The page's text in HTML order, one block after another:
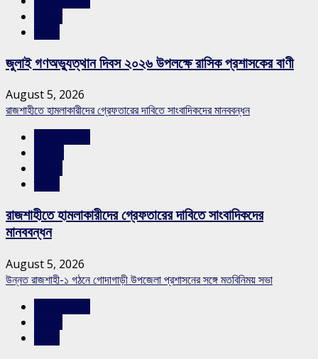
জুলাই গণঅভ্যুত্থান দিবস ২০২৬ উপলক্ষে রাসিক প্রশাসকের বাণী
August 5, 2026
রাজশাহীতে হামলাকারীদের গ্রেফতারের দাবিতে সাংবাদিকদের মানববন্ধন
রাজশাহীতে হামলাকারীদের গ্রেফতারের দাবিতে সাংবাদিকদের
মানববন্ধন
August 5, 2026
উন্নত রাজশাহী-১ গঠনে গোদাগাড়ী উপজেলা প্রশাসনের সঙ্গে মতবিনিময় সভা